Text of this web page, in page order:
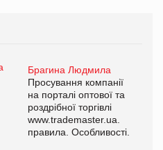
Брагина Людмила
Просування компанії
на порталі оптової та
роздрібної торгівлі
www.trademaster.ua.
правила. Особливості.